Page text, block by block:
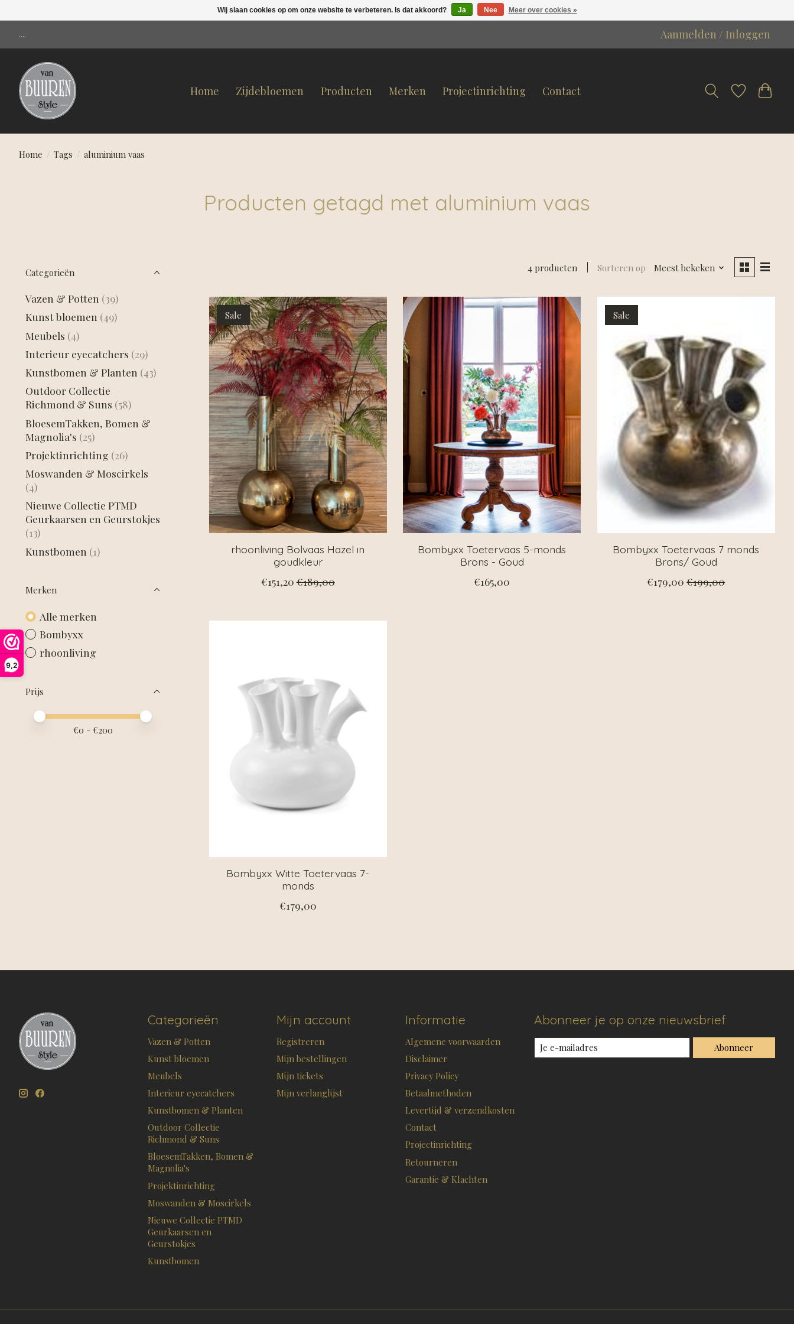
9,2
.... Aanmelden / Inloggen
Home Zijdebloemen Producten Merken Projectinrichting Contact
Home / Tags / aluminium vaas
Producten getagd met aluminium vaas
Categorieën
Vazen & Potten (39)
Kunst bloemen (49)
Meubels (4)
Interieur eyecatchers (29)
Kunstbomen & Planten (43)
Outdoor Collectie
Richmond & Suns (58)
BloesemTakken, Bomen &
Magnolia's (25)
Projektinrichting (26)
Moswanden & Moscirkels
(4)
Nieuwe Collectie PTMD
Geurkaarsen en Geurstokjes
(13)
Kunstbomen (1)
Merken
Alle merken
Bombyxx
rhoonliving
Prijs
Minimale prijswaarde
Price maximum value
€0 - €200
4 producten Sorteren op Meest bekeken
Sale
rhoonliving Bolvaas Hazel in
goudkleur
€151,20€189,00
Bombyxx Toetervaas 5-monds
Brons - Goud
€165,00
Sale
Bombyxx Toetervaas 7 monds
Brons/ Goud
€179,00 €199,00
Bombyxx Witte Toetervaas 7-
monds
€179,00
Categorieën
Vazen & Potten
Kunst bloemen
Meubels
Interieur eyecatchers
Kunstbomen & Planten
Outdoor Collectie
Richmond & Suns
BloesemTakken, Bomen &
Magnolia's
Projektinrichting
Moswanden & Moscirkels
Nieuwe Collectie PTMD
Geurkaarsen en
Geurstokjes
Kunstbomen
Mijn account
Registreren
Mijn bestellingen
Mijn tickets
Mijn verlanglijst
Informatie
Algemene voorwaarden
Disclaimer
Privacy Policy
Betaalmethoden
Levertijd & verzendkosten
Contact
Projectinrichting
Retourneren
Garantie & Klachten
Abonneer je op onze nieuwsbrief
Abonneer
Wij slaan cookies op om onze website te verbeteren. Is dat akkoord? Ja Nee Meer over cookies »